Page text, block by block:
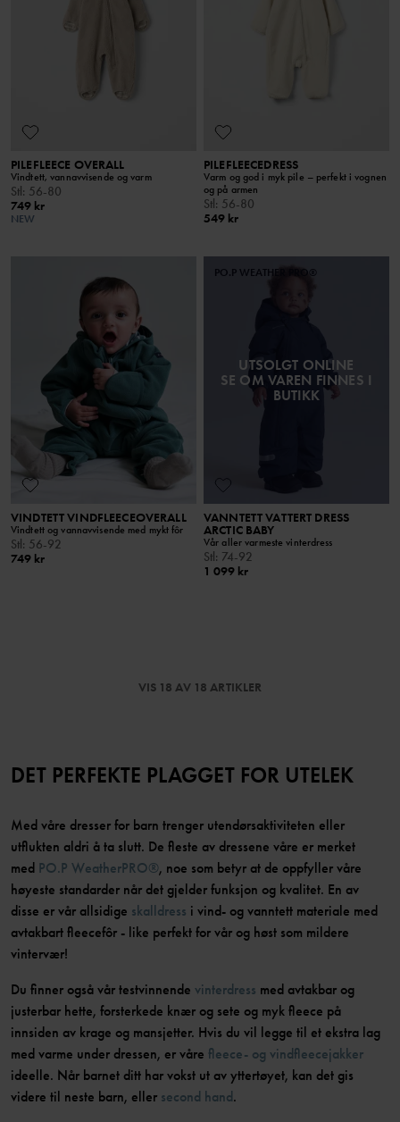
PILEFLEECE OVERALL
Vindtett, vannavvisende og varm
Stl: 56-80
749 kr
NEW
PILEFLEECEDRESS
Varm og god i myk pile – perfekt i vognen
og på armen
Stl: 56-80
549 kr
VINDTETT VINDFLEECEOVERALL
Vindtett og vannavvisende med mykt fôr
Stl : 56-92
749 kr
UTSOLGT ONLINE
SE OM VAREN FINNES I
BUTIKK
PO.P WEATHER PRO®
VANNTETT VATTERT DRESS
ARCTIC BABY
Vår aller varmeste vinterdress
Stl : 74-92
1 099 kr
VIS 18 AV 18 ARTIKLER
DET PERFEKTE PLAGGET FOR UTELEK
Med våre dresser for barn trenger utendørsaktiviteten eller
utflukten aldri å ta slutt. De fleste av dressene våre er merket
med PO.P WeatherPRO®, noe som betyr at de oppfyller våre
høyeste standarder når det gjelder funksjon og kvalitet. En av
disse er vår allsidige skalldress i vind- og vanntett materiale med
avtakbart fleecefôr - like perfekt for vår og høst som mildere
vintervær!
Du finner også vår testvinnende vinterdress med avtakbar og
justerbar hette, forsterkede knær og sete og myk fleece på
innsiden av krage og mansjetter. Hvis du vil legge til et ekstra lag
med varme under dressen, er våre fleece- og vindfleecejakker
ideelle. Når barnet ditt har vokst ut av yttertøyet, kan det gis
videre til neste barn, eller second hand.